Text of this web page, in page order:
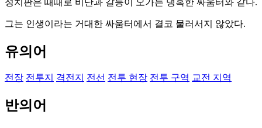
그는 인생이라는 거대한 싸움터에서 결코 물러서지 않았다.
유의어
전장 전투지 격전지 전선 전투 현장 전투 구역 교전 지역
반의어